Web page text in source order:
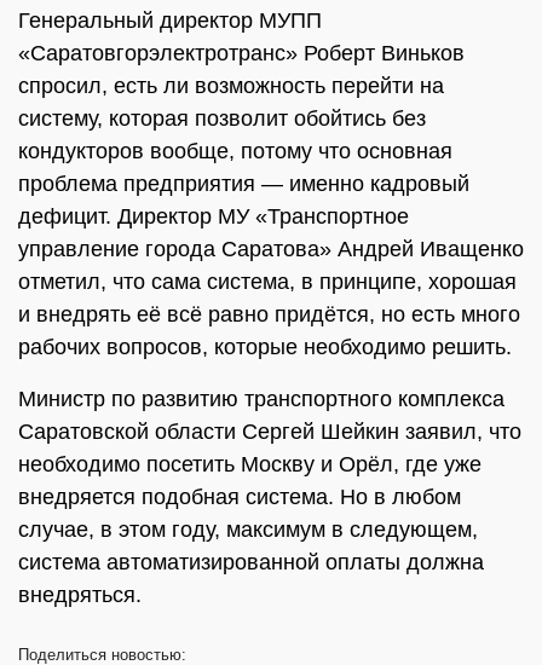
Генеральный директор МУПП
«Саратовгорэлектротранс» Роберт Виньков
спросил, есть ли возможность перейти на
систему, которая позволит обойтись без
кондукторов вообще, потому что основная
проблема предприятия — именно кадровый
дефицит. Директор МУ «Транспортное
управление города Саратова» Андрей Иващенко
отметил, что сама система, в принципе, хорошая
и внедрять её всё равно придётся, но есть много
рабочих вопросов, которые необходимо решить.
Министр по развитию транспортного комплекса
Саратовской области Сергей Шейкин заявил, что
необходимо посетить Москву и Орёл, где уже
внедряется подобная система. Но в любом
случае, в этом году, максимум в следующем,
система автоматизированной оплаты должна
внедряться.
Поделиться новостью: